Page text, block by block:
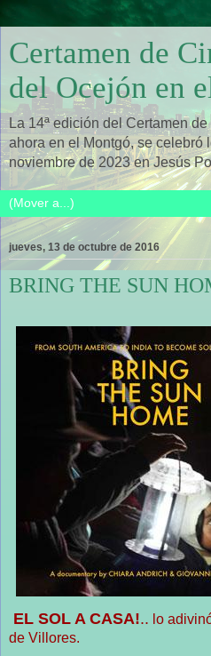
Certamen de
del Ocejón en
La 14ª edición del Certamen
ahora en el Montgó, se celebró
noviembre de 2023 en Jesús
jueves, 13 de octubre de 2016
BRING THE SUN
EL SOL A CASA!.. lo
de Villores.